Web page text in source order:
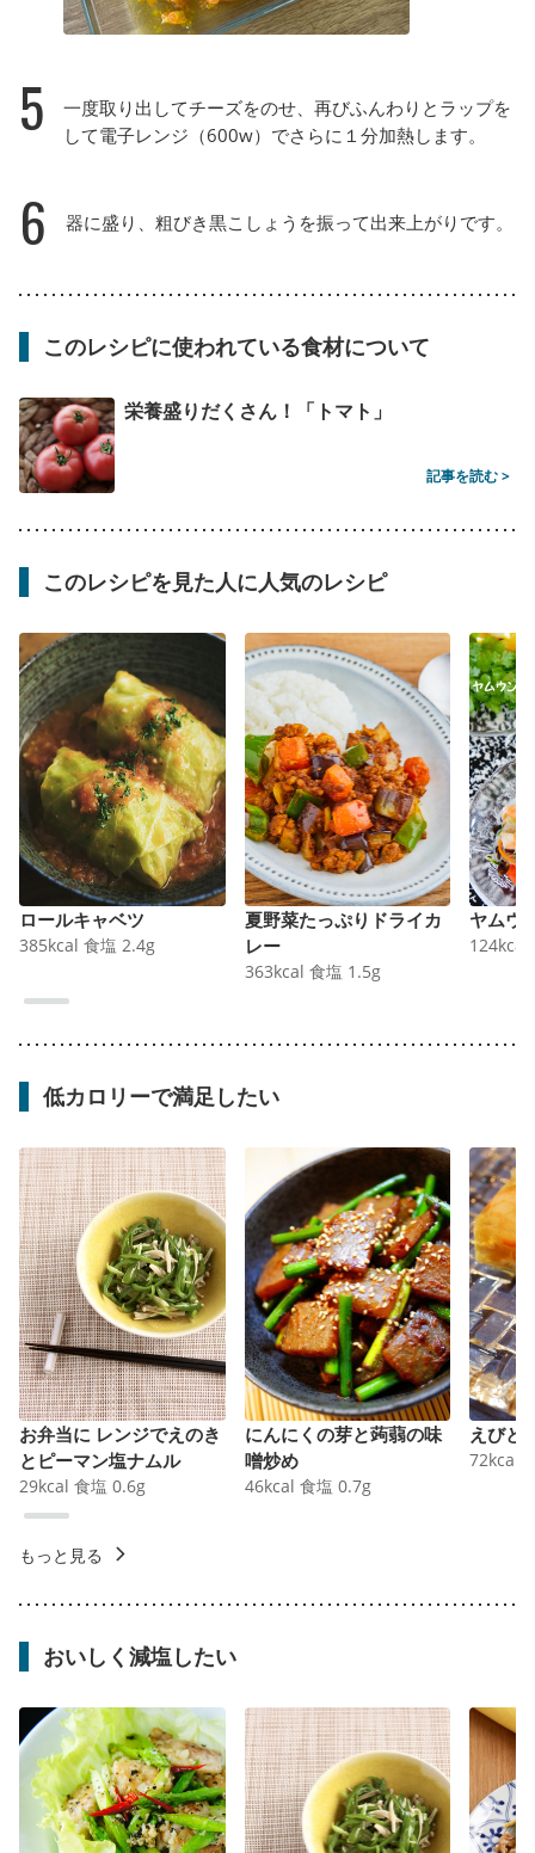
5
一度取り出してチーズをのせ、再びふんわりとラップを
して電子レンジ（600w）でさらに１分加熱します。
6 器に盛り、粗びき黒こしょうを振って出来上がりです。
このレシピに使われている食材について
栄養盛りだくさん！「トマト」
記事を読む >
このレシピを見た人に人気のレシピ
ロールキャベツ
385kcal 食塩 2.4g
夏野菜たっぷりドライカ
レー
363kcal 食塩 1.5g
ヤムウ
124kcal
低カロリーで満足したい
お弁当に レンジでえのき
とピーマン塩ナムル
29kcal 食塩 0.6g
にんにくの芽と蒟蒻の味
噌炒め
46kcal 食塩 0.7g
えびと
72kcal
もっと見る
おいしく減塩したい